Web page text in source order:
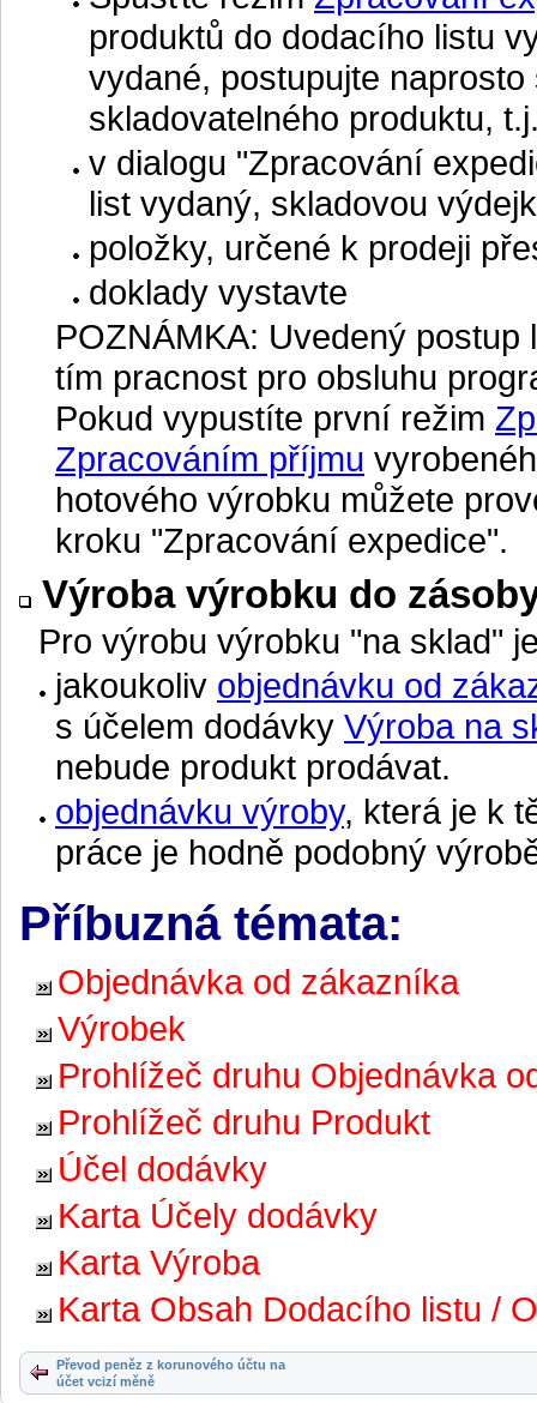
produktů do dodacího listu
vydané, postupujte
skladovatelného produktu,
v dialogu "Zpracování
list vydaný, skladovou
položky, určené k prodeji
doklady vystavte
POZNÁMKA: Uvedený
tím pracnost pro obsluhu
Pokud vypustíte první režim
Zpracováním příjmu
hotového výrobku můžete
kroku "Zpracování expedice".
Výroba výrobku do
Pro výrobu výrobku "na sklad"
jakoukoliv objednávku od
s účelem dodávky Výroba na
nebude produkt prodávat.
objednávku výroby, která je k
práce je hodně podobný
Příbuzná témata:
Objednávka od zákazníka
Výrobek
Prohlížeč druhu Objednávka
Prohlížeč druhu Produkt
Účel dodávky
Karta Účely dodávky
Karta Výroba
Karta Obsah Dodacího listu /
Převod peněz z korunového účtu na
účet vcizí měně